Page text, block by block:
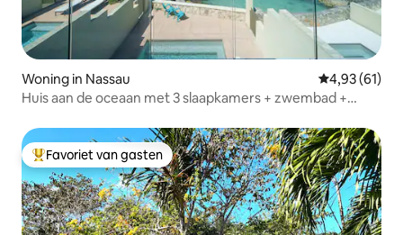
Woning in Nassau Gemiddelde
4,93 (61)
Huis aan de oceaan met 3 slaapkamers + zwembad +
Topfavoriet van gasten
Favoriet van gasten